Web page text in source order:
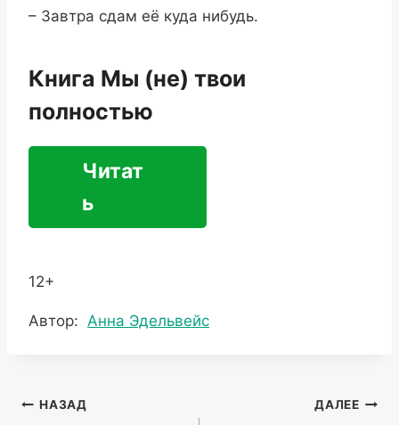
– Завтра сдам её куда нибудь.
Книга Мы (не) твои
полностью
Читат
ь
12+
Метки
Автор: Анна Эдельвейс
Навигация
НАЗАД ДАЛЕЕ